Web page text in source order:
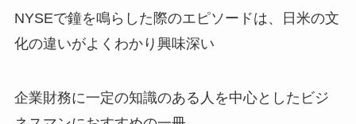
NYSEで鐘を鳴らした際のエピソードは、日米の文
化の違いがよくわかり興味深い
企業財務に一定の知識のある人を中心としたビジ